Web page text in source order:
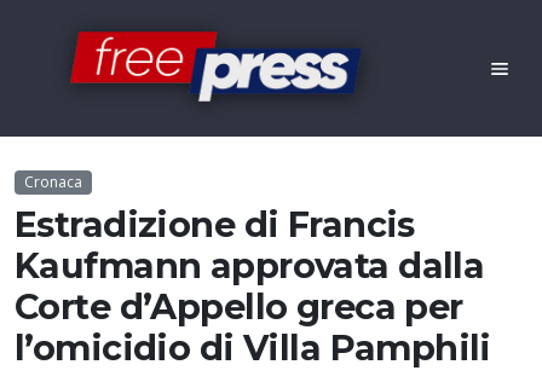
Cronaca
Estradizione di Francis
Kaufmann approvata dalla
Corte d’Appello greca per
l’omicidio di Villa Pamphili